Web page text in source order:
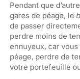
Pendant que
gares de péage, le
de passer
perdre moins de
ennuyeux, car vous
péage, perdre de
votre portefeuille